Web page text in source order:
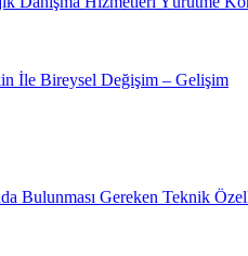
İle Bireysel Değişim – Gelişim
Bulunması Gereken Teknik